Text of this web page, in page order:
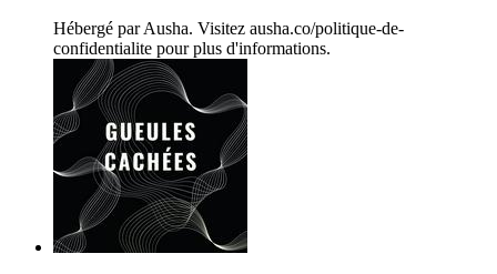
Hébergé par Ausha. Visitez ausha.co/politique-de-
confidentialite pour plus d'informations.